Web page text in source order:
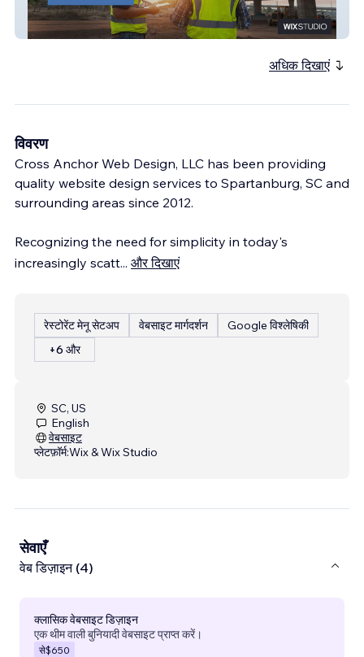
Code Consulting & Inspection Services
(CC&I)
अधिक दिखाएं
विवरण
Cross Anchor Web Design, LLC has been providing
quality website design services to Spartanburg, SC and
surrounding areas since 2012.
Recognizing the need for simplicity in today's
increasingly scatt... और दिखाएं
रेस्टोरेंट मेनू सेटअप वेबसाइट मार्गदर्शन
Google विश्लेषिकी
+6 और
SC, US
English
वेबसाइट
प्लेटफ़ॉर्म:Wix & Wix Studio
सेवाएँ
वेब डिज़ाइन (4)
क्लासिक वेबसाइट डिज़ाइन
एक थीम वाली बुनियादी वेबसाइट प्राप्त करें।
से$650